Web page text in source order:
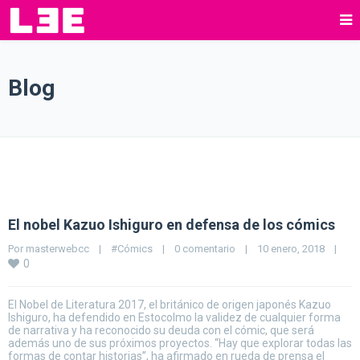
Blog
El nobel Kazuo Ishiguro en defensa de los cómics
Por masterwebcc | #Cómics | 0 comentario | 10 enero, 2018 |
0
El Nobel de Literatura 2017, el británico de origen japonés Kazuo
Ishiguro, ha defendido en Estocolmo la validez de cualquier forma
de narrativa y ha reconocido su deuda con el cómic, que será
además uno de sus próximos proyectos. “Hay que explorar todas las
formas de contar historias”, ha afirmado en rueda de prensa el